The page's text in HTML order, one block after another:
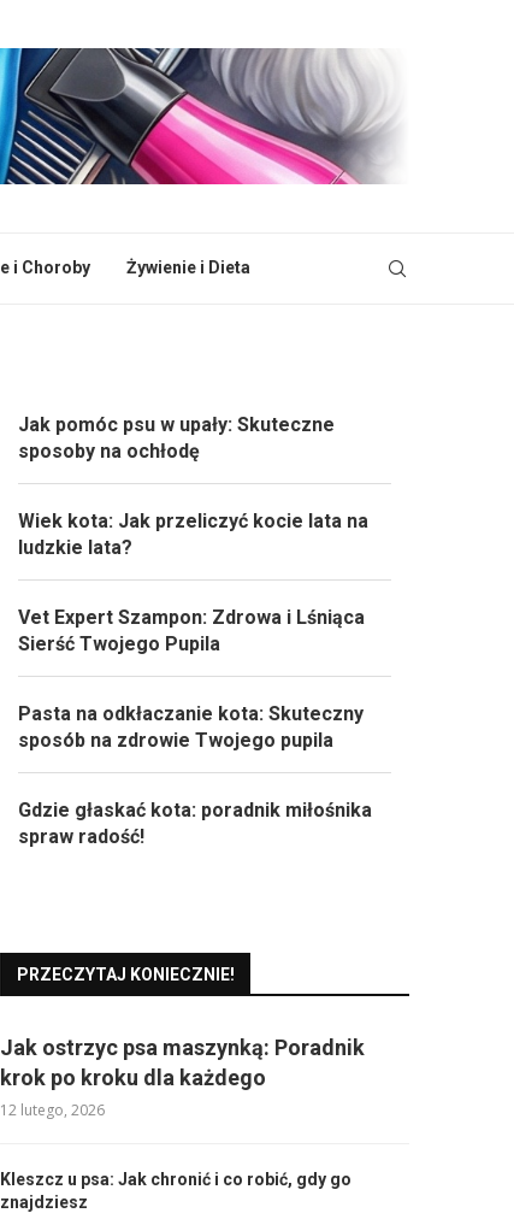
i Choroby Żywienie i Dieta
Jak pomóc psu w upały: Skuteczne
sposoby na ochłodę
Wiek kota: Jak przeliczyć kocie lata na
ludzkie lata?
Vet Expert Szampon: Zdrowa i Lśniąca
Sierść Twojego Pupila
Pasta na odkłaczanie kota: Skuteczny
sposób na zdrowie Twojego pupila
Gdzie głaskać kota: poradnik miłośnika
spraw radość!
PRZECZYTAJ KONIECZNIE!
Jak ostrzyc psa maszynką: Poradnik
krok po kroku dla każdego
12 lutego, 2026
Kleszcz u psa: Jak chronić i co robić, gdy go
znajdziesz